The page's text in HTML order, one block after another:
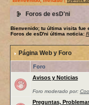
Foros de esD'ni
Bienvenido; tu última visita fue
Foros de esD'ni última noticia:
Página Web y Foro
Foro
Avisos y Noticias
Foro moderado por:
Preguntas,